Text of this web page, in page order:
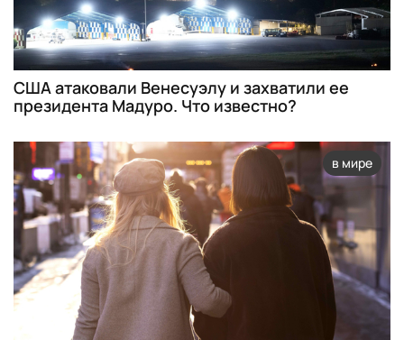
США атаковали Венесуэлу и захватили ее
президента Мадуро. Что известно?
в мире